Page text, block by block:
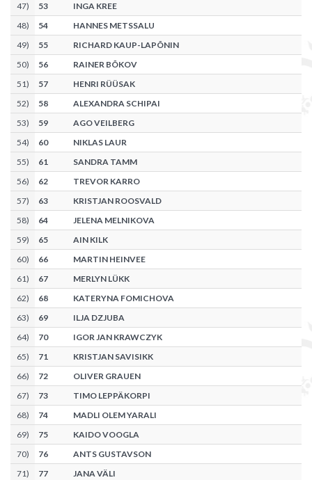
47) 53
INGA KREE
48) 54
HANNES METSSALU
49) 55
RICHARD KAUP-LAPÕNIN
50) 56
RAINER BÕKOV
51) 57
HENRI RÜÜSAK
52) 58
ALEXANDRA SCHIPAI
53) 59
AGO VEILBERG
54) 60
NIKLAS LAUR
55) 61
SANDRA TAMM
56) 62
TREVOR KARRO
57) 63
KRISTJAN ROOSVALD
58) 64
JELENA MELNIKOVA
59) 65
AIN KILK
60) 66
MARTIN HEINVEE
61) 67
MERLYN LÜKK
62) 68
KATERYNA FOMICHOVA
63) 69
ILJA DZJUBA
64) 70
IGOR JAN KRAWCZYK
65) 71
KRISTJAN SAVISIKK
66) 72
OLIVER GRAUEN
67) 73
TIMO LEPPÄKORPI
68) 74
MADLI OLEM YARALI
69) 75
KAIDO VOOGLA
70) 76
ANTS GUSTAVSON
71) 77
JANA VÄLI